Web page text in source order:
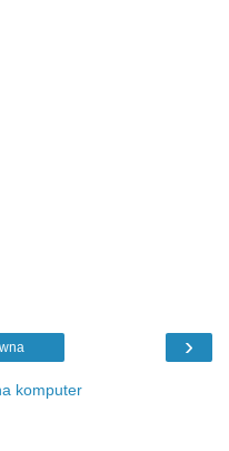
›
komputer